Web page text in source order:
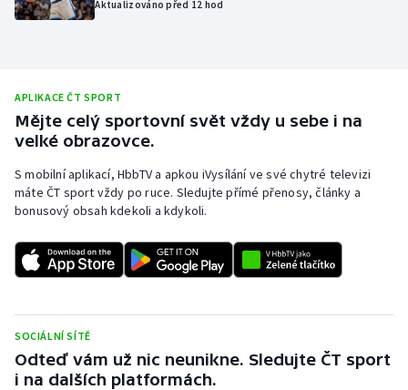
Ragby
Rychlostní kanoistika
Short track
Stolní tenis
Triatlon
Aktualizováno před 12 hod
APLIKACE ČT SPORT
Mějte celý sportovní svět vždy u sebe i na
velké obrazovce.
S mobilní aplikací, HbbTV a apkou iVysílání ve své chytré televizi
máte ČT sport vždy po ruce. Sledujte přímé přenosy, články a
bonusový obsah kdekoli a kdykoli.
SOCIÁLNÍ SÍTĚ
Odteď vám už nic neunikne. Sledujte ČT sport
i na dalších platformách.